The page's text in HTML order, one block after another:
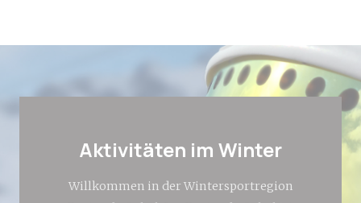
gesamten Web für Marketingzwecke zu verfolgen.
Google.
Personalisierte Werbung
Aktivitäten im Winter
Willkommen in der Wintersportregion